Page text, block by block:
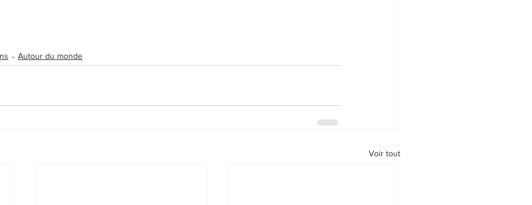
Autour du monde
Voir tout